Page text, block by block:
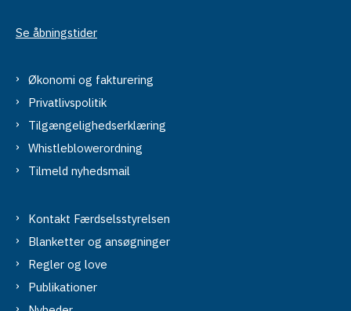
Se åbningstider
Økonomi og fakturering
Privatlivspolitik
Tilgængelighedserklæring
Whistleblowerordning
Tilmeld nyhedsmail
Kontakt Færdselsstyrelsen
Blanketter og ansøgninger
Regler og love
Publikationer